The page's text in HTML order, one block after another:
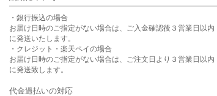
・銀行振込の場合
お届け日時のご指定がない場合は、ご入金確認後３営業日以内
に発送いたします。
・クレジット・楽天ペイの場合
お届け日時のご指定がない場合は、ご注文日より３営業日以内
に発送致します。
代金過払いの対応